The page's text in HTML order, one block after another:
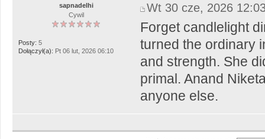
sapnadelhi
Cywil
Posty: 5
Dołączył(a): Pt 06 lut, 2026 06:10
Wt 30 cze, 2026
Forget candlelight
turned the ordinary
and strength. She
primal. Anand
anyone else.